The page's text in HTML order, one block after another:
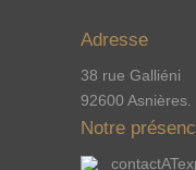
Adresse
38 rue Galliéni
92600 Asnières.
Notre